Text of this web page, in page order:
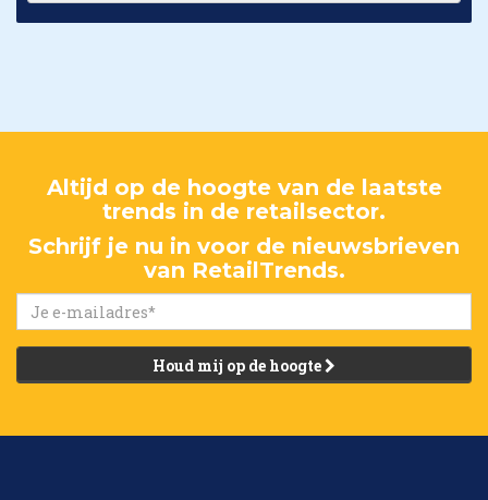
Altijd op de hoogte van de laatste
trends in de retailsector.
Schrijf je nu in voor de nieuwsbrieven
van RetailTrends.
Houd mij op de hoogte